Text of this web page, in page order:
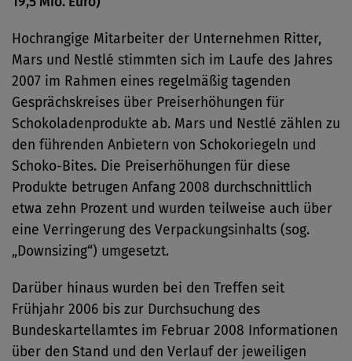
Hochrangige Mitarbeiter der Unternehmen Ritter,
Mars und Nestlé stimmten sich im Laufe des Jahres
2007 im Rahmen eines regelmäßig tagenden
Gesprächskreises über Preiserhöhungen für
Schokoladenprodukte ab. Mars und Nestlé zählen zu
den führenden Anbietern von Schokoriegeln und
Schoko-Bites. Die Preiserhöhungen für diese
Produkte betrugen Anfang 2008 durchschnittlich
etwa zehn Prozent und wurden teilweise auch über
eine Verringerung des Verpackungsinhalts (sog.
„Downsizing“) umgesetzt.
Darüber hinaus wurden bei den Treffen seit
Frühjahr 2006 bis zur Durchsuchung des
Bundeskartellamtes im Februar 2008 Informationen
über den Stand und den Verlauf der jeweiligen